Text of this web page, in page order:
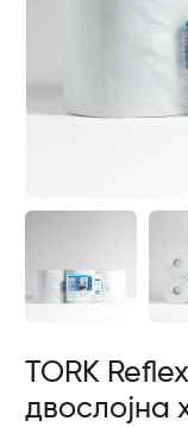
TORK
двослојна